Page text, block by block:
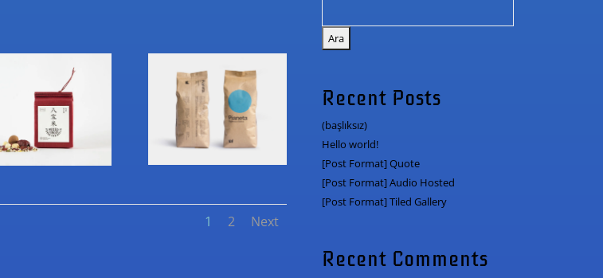
1 2 Next
Ara
Recent Posts
(başlıksız)
Hello world!
[Post Format] Quote
[Post Format] Audio Hosted
[Post Format] Tiled Gallery
Recent Comments